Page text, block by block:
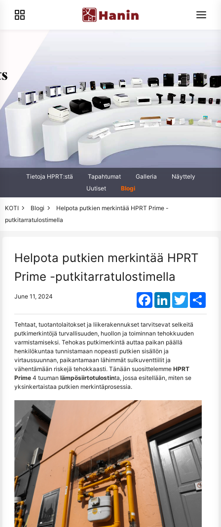
Tietoja HPRT:stä Tapahtumat Galleria
Näyttely
Uutiset
Blogi
KOTI Blogi
Helpota putkien merkintää HPRT Prime -
putkitarratulostimella
Helpota putkien merkintää HPRT
Prime -putkitarratulostimella
June 11, 2024 FacebookLinkedInTwitter
Tehtaat, tuotantolaitokset ja liikerakennukset tarvitsevat selkeitä
putkimerkintöjä turvallisuuden, huollon ja toiminnan tehokkuuden
varmistamiseksi. Tehokas putkimerkintä auttaa paikan päällä
henkilökuntaa tunnistamaan nopeasti putkien sisällön ja
virtaussuunnan, paikantamaan lähimmät sulkuventtiilit ja
vähentämään riskejä tehokkaasti. Tänään suosittelemme HPRT
Prime 4 tuuman lämpösiirtotulostinta, jossa esitellään, miten se
yksinkertaistaa putkien merkintäprosessia.